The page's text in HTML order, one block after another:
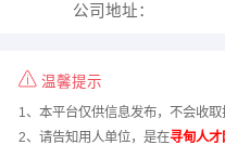
公司地址：
温馨提示
1、本平台仅供信息发布，不会收取
2、请告知用人单位，是在寻甸人才